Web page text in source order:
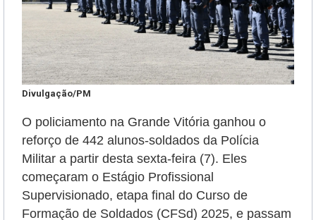
Divulgação/PM
O policiamento na Grande Vitória ganhou o
reforço de 442 alunos-soldados da Polícia
Militar a partir desta sexta-feira (7). Eles
começaram o Estágio Profissional
Supervisionado, etapa final do Curso de
Formação de Soldados (CFSd) 2025, e passam